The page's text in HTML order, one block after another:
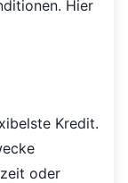
Hier
Kredit.
oder